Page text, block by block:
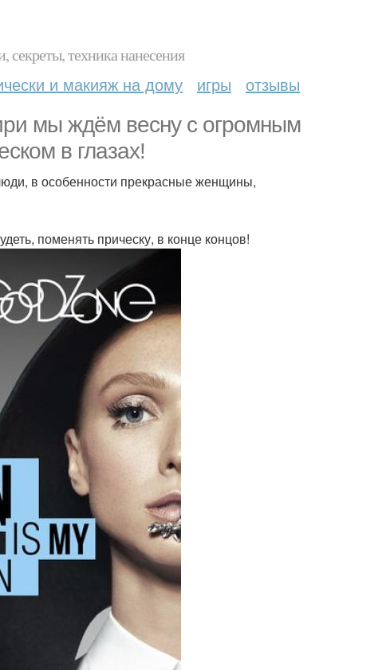
техника нанесения
и макияж на дому игры отзывы
мы ждём весну с огромным
в глазах!
в особенности прекрасные женщины,
поменять прическу, в конце концов!